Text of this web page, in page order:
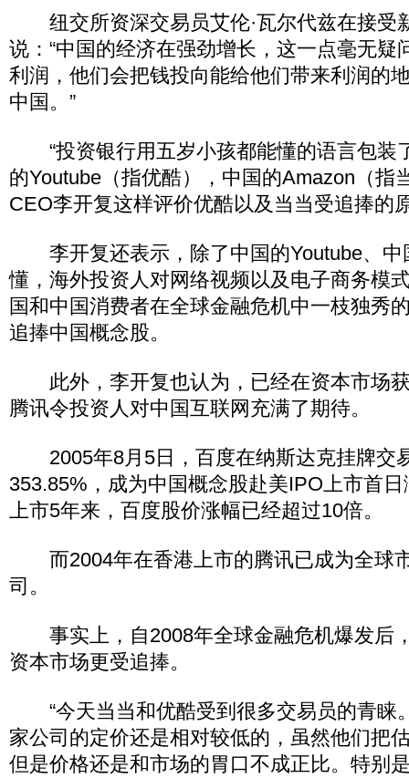
纽交所资深交易员艾伦·瓦尔代兹在接受
说：“中国的经济在强劲增长，这一点毫无疑
利润，他们会把钱投向能给他们带来利润的
中国。”
“投资银行用五岁小孩都能懂的语言包装
的Youtube（指优酷），中国的Amazon（指
CEO李开复这样评价优酷以及当当受追捧的
李开复还表示，除了中国的Youtube、中
懂，海外投资人对网络视频以及电子商务模
国和中国消费者在全球金融危机中一枝独秀
追捧中国概念股。
此外，李开复也认为，已经在资本市场
腾讯令投资人对中国互联网充满了期待。
2005年8月5日，百度在纳斯达克挂牌交
353.85%，成为中国概念股赴美IPO上市首
上市5年来，百度股价涨幅已经超过10倍。
而2004年在香港上市的腾讯已成为全球
司。
事实上，自2008年全球金融危机爆发后
资本市场更受追捧。
“今天当当和优酷受到很多交易员的青睐
家公司的定价还是相对较低的，虽然他们把
但是价格还是和市场的胃口不成正比。特别